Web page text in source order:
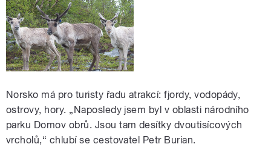
Norsko má pro turisty řadu atrakcí: fjordy, vodopády,
ostrovy, hory. „Naposledy jsem byl v oblasti národního
parku Domov obrů. Jsou tam desítky dvoutisícových
vrcholů,“ chlubí se cestovatel Petr Burian.